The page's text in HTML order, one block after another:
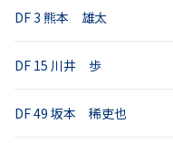
DF3 熊本 雄太
DF 15 川井 歩
DF49 坂本 稀吏也